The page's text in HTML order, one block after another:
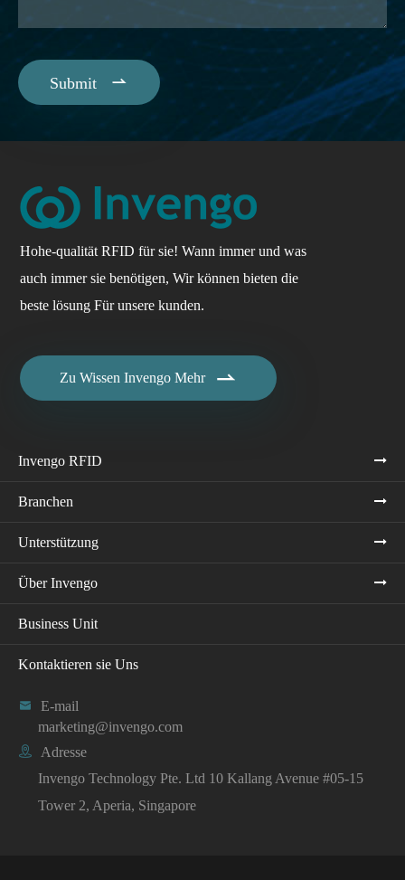
Submit 
Hohe-qualität RFID für sie! Wann immer und was
auch immer sie benötigen, Wir können bieten die
beste lösung Für unsere kunden.
Zu Wissen Invengo Mehr 
Invengo RFID
Branchen
Unterstützung
Über Invengo
Business Unit
Kontaktieren sie Uns

E-mail
marketing@invengo.com

Adresse
Invengo Technology Pte. Ltd 10 Kallang Avenue #05-15
Tower 2, Aperia, Singapore